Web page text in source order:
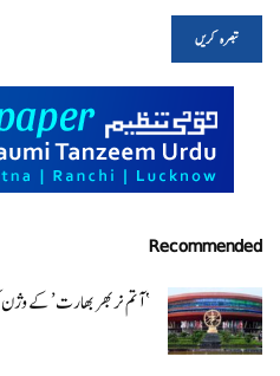
Recommended
‘ آتم نربھر بھارت’ کے